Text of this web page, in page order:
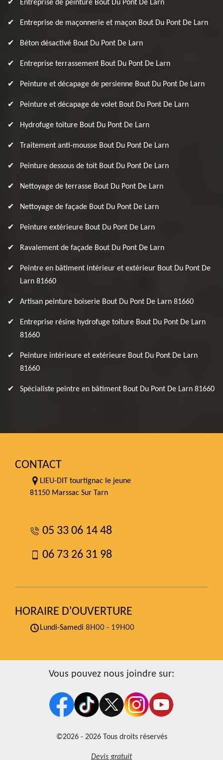
Entreprise de peinture Bout Du Pont De Larn
Entreprise de maçonnerie et maçon Bout Du Pont De Larn
Béton désactivé Bout Du Pont De Larn
Entreprise terrassement Bout Du Pont De Larn
Peinture et décapage de persienne Bout Du Pont De Larn
Peinture et décapage de volet Bout Du Pont De Larn
Hydrofuge toiture Bout Du Pont De Larn
Traitement anti-mousse Bout Du Pont De Larn
Peinture dessous de toit Bout Du Pont De Larn
Nettoyage de terrasse Bout Du Pont De Larn
Nettoyage de façade Bout Du Pont De Larn
Peinture extérieure Bout Du Pont De Larn
Ravalement de façade Bout Du Pont De Larn
Peintre en bâtiment intérieur et extérieur Bout Du Pont De
Larn 81660
Artisan peinture boiserie Bout Du Pont De Larn 81660
Entreprise résine hydrofuge toiture Bout Du Pont De Larn
81660
Peinture intérieure et extérieure Bout Du Pont De Larn
81660
Spécialiste peintre en bâtiment Bout Du Pont De Larn 81660
CONTACT
LIEU-DIT tourtignac le jeune
81150 Marssac Sur Tarn
05 33 06 14 48
06 73 26 31 98
HORAIRE D'OUVERTURE
Lundi-Samedi 8H00 - 19H00
Vous pouvez nous joindre sur:
©2026 - 2026 Tous droits réservés
Devis gratuit